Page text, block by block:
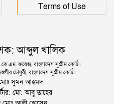
Terms of Use
আব্দুল খালিক
ফয়েজ, বাংলাদেশ সুপ্রীম কোর্ট।
চৌধুরী, বাংলাদেশ সুপ্রীম কোর্ট।
সুমন আহমদ
মো: আবু তাহের